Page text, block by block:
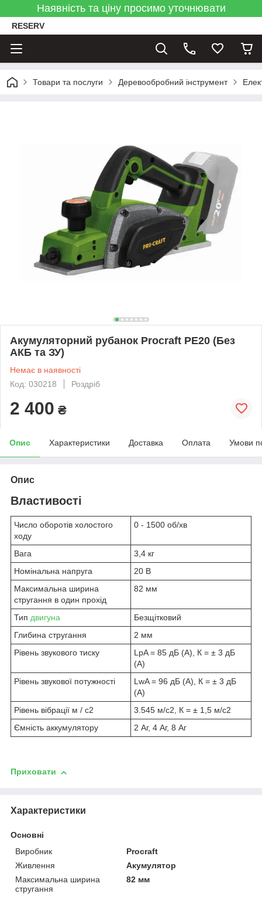
Наявність та ціну просимо уточнювати
RESERV
Товари та послуги Деревообробний інструмент
Акумуляторний рубанок Procraft PE20 (Без
АКБ та ЗУ)
Немає в наявності
Код: 030218
Роздріб
2 400 ₴
Опис Характеристики Доставка Оплата Умови
Опис
Властивості
Число оборотів холостого
ходу
0 - 1500 об/хв
Вага
3,4 кг
Номінальна напруга
20 В
Максимальна ширина
стругання в один прохід
82 мм
Тип двигуна
Безщітковий
Глибина стругання
2 мм
Рівень звукового тиску
LpA = 85 дБ (А), К = ± 3 дБ
(А)
Рівень звукової потужності
LwA = 96 дБ (А), К = ± 3 дБ
(А)
Рівень вібрації м / с2
3.545 м/с2, К = ± 1,5 м/с2
Ємність аккумулятору
2 Аг, 4 Аг, 8 Аг
Приховати
Характеристики
Основні
Виробник
Procraft
Живлення
Акумулятор
Максимальна ширина
стругання
82 мм